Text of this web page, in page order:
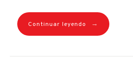
Continuar leyendo →